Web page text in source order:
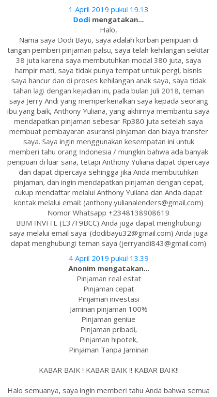
1 April 2019 pukul 19.13
Dodi mengatakan...
Halo,
Nama saya Dodi Bayu, saya adalah korban penipuan di
tangan pemberi pinjaman palsu, saya telah kehilangan sekitar
38 juta karena saya membutuhkan modal 380 juta, saya
hampir mati, saya tidak punya tempat untuk pergi, bisnis
saya hancur dan di proses kehilangan anak saya, saya tidak
tahan lagi dengan kejadian ini, pada bulan Juli 2018, teman
saya Jerry Andi yang memperkenalkan saya kepada seorang
ibu yang baik, Anthony Yuliana, yang akhirnya membantu saya
mendapatkan pinjaman sebesar Rp380 juta setelah saya
membuat pembayaran asuransi pinjaman dan biaya transfer
saya. Saya ingin menggunakan kesempatan ini untuk
memberi tahu orang Indonesia / mungkin bahwa ada banyak
penipuan di luar sana, tetapi Anthony Yuliana dapat dipercaya
dan dapat dipercaya sehingga jika Anda membutuhkan
pinjaman, dan ingin mendapatkan pinjaman dengan cepat,
cukup mendaftar melalui Anthony Yuliana dan Anda dapat
kontak melalui email: (anthony.yulianalenders@gmail.com)
Nomor Whatsapp +2348138908619
BBM INVITE (E37F9BCC) Anda juga dapat menghubungi
saya melalui email saya: (dodibayu32@gmail.com) Anda juga
dapat menghubungi teman saya (jerryandi843@gmail.com)
4 April 2019 pukul 13.39
Anonim mengatakan...
Pinjaman real estat
Pinjaman cepat
Pinjaman investasi
Jaminan pinjaman 100%
Pinjaman geniue
Pinjaman pribadi,
Pinjaman hipotek,
Pinjaman Tanpa Jaminan
KABAR BAIK ! KABAR BAIK !! KABAR BAIK!!
Halo semuanya, saya ingin memberi tahu Anda bahwa semua